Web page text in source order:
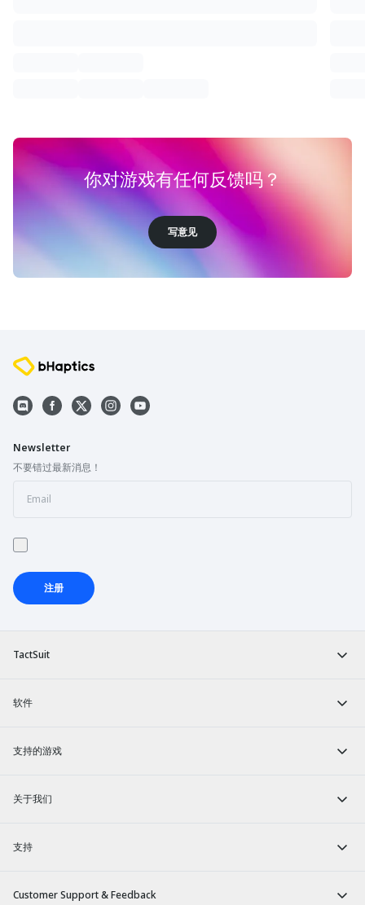
你对游戏有任何反馈吗？
写意见
TactSuit
软件
支持的游戏
关于我们
支持
Customer Support & Feedback
Newsletter
不要错过最新消息！
注册